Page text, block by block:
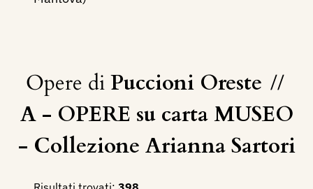
Opere diPuccioni Oreste //
A - OPERE su carta MUSEO
- Collezione Arianna Sartori